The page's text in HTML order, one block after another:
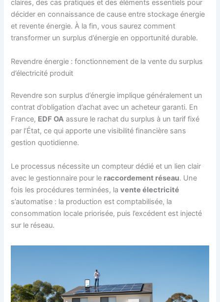
claires, des cas pratiques et des éléments essentiels pour
décider en connaissance de cause entre stockage énergie
et revente énergie. À la fin, vous saurez comment
transformer un surplus d’énergie en opportunité durable.
Revendre énergie : fonctionnement de la vente du surplus
d’électricité produit
Revendre son surplus d’énergie implique généralement un
contrat d’obligation d’achat avec un acheteur garanti. En
France, EDF OA assure le rachat du surplus à un tarif fixé
par l’État, ce qui apporte une visibilité financière sans
gestion quotidienne.
Le processus nécessite un compteur dédié et un lien clair
avec le gestionnaire pour le raccordement réseau. Une
fois les procédures terminées, lavente électricité
s’automatise : la production est comptabilisée, la
consommation locale priorisée, puis l’excédent est injecté
sur le réseau.